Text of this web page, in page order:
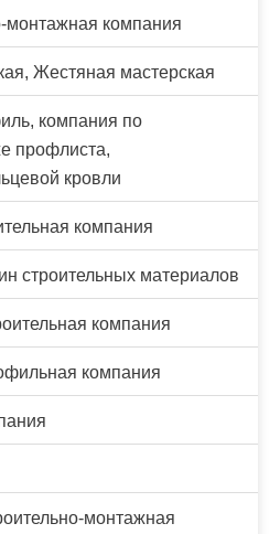
монтажная компания
Жестяная мастерская
компания по
профлиста,
кровли
компания
строительных материалов
компания
компания
монтажная